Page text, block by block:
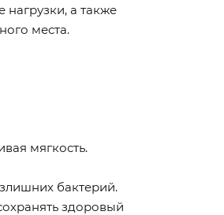
а также
места.
мягкость.
бактерий.
здоровый